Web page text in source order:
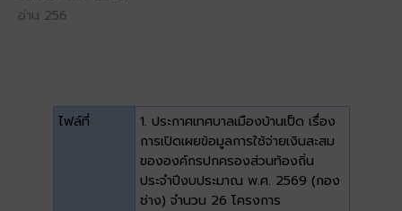
อ่าน 256
ไฟล์ที่
1. ประกาศเทศบาลเมืองบ้านเป็ด เรื่อง
การเปิดเผยข้อมูลการใช้จ่ายเงินสะสม
ขององค์กรปกครองส่วนท้องถิ่น
ประจำปีงบประมาณ พ.ศ. 2569 (กอง
ช่าง) จำนวน 26 โครงการ